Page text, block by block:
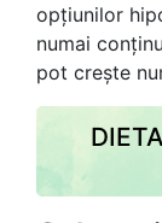
opțiunilor
numai
pot crește